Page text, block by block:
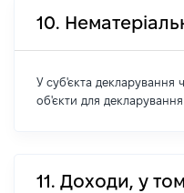
10.
У суб'єкта декларування
об'єкти для декларування
11. Доходи, у